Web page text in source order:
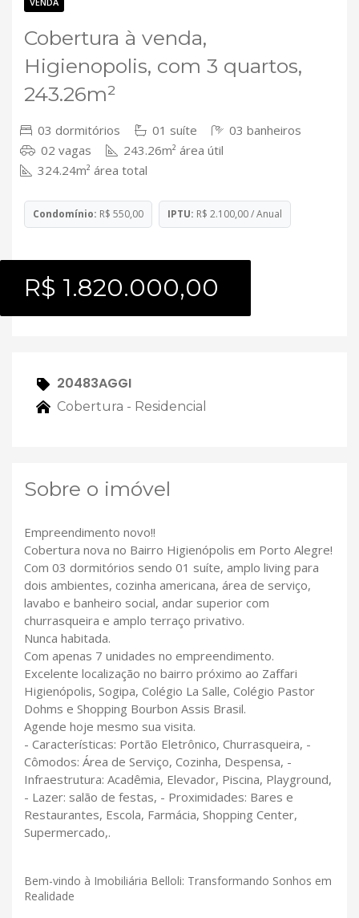
Cobertura à venda,
Higienopolis, com 3 quartos,
243.26m²
03 dormitórios 01 suíte
03 banheiros
02 vagas
243.26m² área útil
324.24m² área total
Condomínio: R$ 550,00 IPTU: R$ 2.100,00 / Anual
R$ 1.820.000,00
20483AGGI
Cobertura - Residencial
Sobre o imóvel
Empreendimento novo!!
Cobertura nova no Bairro Higienópolis em Porto Alegre!
Com 03 dormitórios sendo 01 suíte, amplo living para
dois ambientes, cozinha americana, área de serviço,
lavabo e banheiro social, andar superior com
churrasqueira e amplo terraço privativo.
Nunca habitada.
Com apenas 7 unidades no empreendimento.
Excelente localização no bairro próximo ao Zaffari
Higienópolis, Sogipa, Colégio La Salle, Colégio Pastor
Dohms e Shopping Bourbon Assis Brasil.
Agende hoje mesmo sua visita.
- Características: Portão Eletrônico, Churrasqueira, -
Cômodos: Área de Serviço, Cozinha, Despensa, -
Infraestrutura: Acadêmia, Elevador, Piscina, Playground,
- Lazer: salão de festas, - Proximidades: Bares e
Restaurantes, Escola, Farmácia, Shopping Center,
Supermercado,.
Bem-vindo à Imobiliária Belloli: Transformando Sonhos em
Realidade